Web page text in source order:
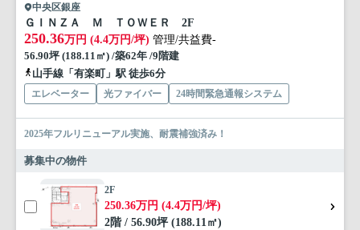
中央区銀座
ＧＩＮＺＡ Ｍ ＴＯＷＥＲ 2F
250.36万円 (4.4万円/坪) 管理/共益費-
56.90坪 (188.11㎡) /築62年 /9階建
山手線「有楽町」駅 徒歩6分
エレベーター 光ファイバー 24時間緊急通報システム
2025年フルリニューアル実施、耐震補強済み！
募集中の物件
2F
250.36万円 (4.4万円/坪)
2階 / 56.90坪 (188.11㎡)